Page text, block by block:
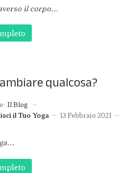
il corpo...
qualcosa?
Il Blog
il Tuo Yoga
13 Febbraio 2021